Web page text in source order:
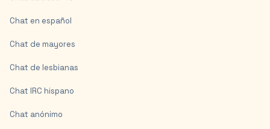
Chat en español
Chat de mayores
Chat de lesbianas
Chat IRC hispano
Chat anónimo